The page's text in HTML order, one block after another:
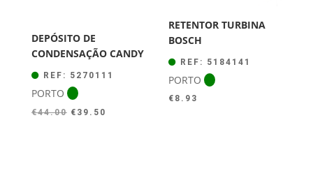
DEPÓSITO DE
CONDENSAÇÃO CANDY
REF: 5270111
PORTO
€44.00 O
€ 39.50
RETENTOR TURBINA
BOSCH
REF: 5184141
PORTO
€ 8.93